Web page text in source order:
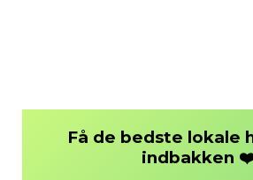
Få de bedste lokale
indbakken